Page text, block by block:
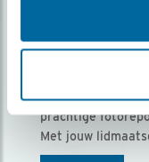
Ontvang 5 x
Vogels is het
prachtige
Met jouw